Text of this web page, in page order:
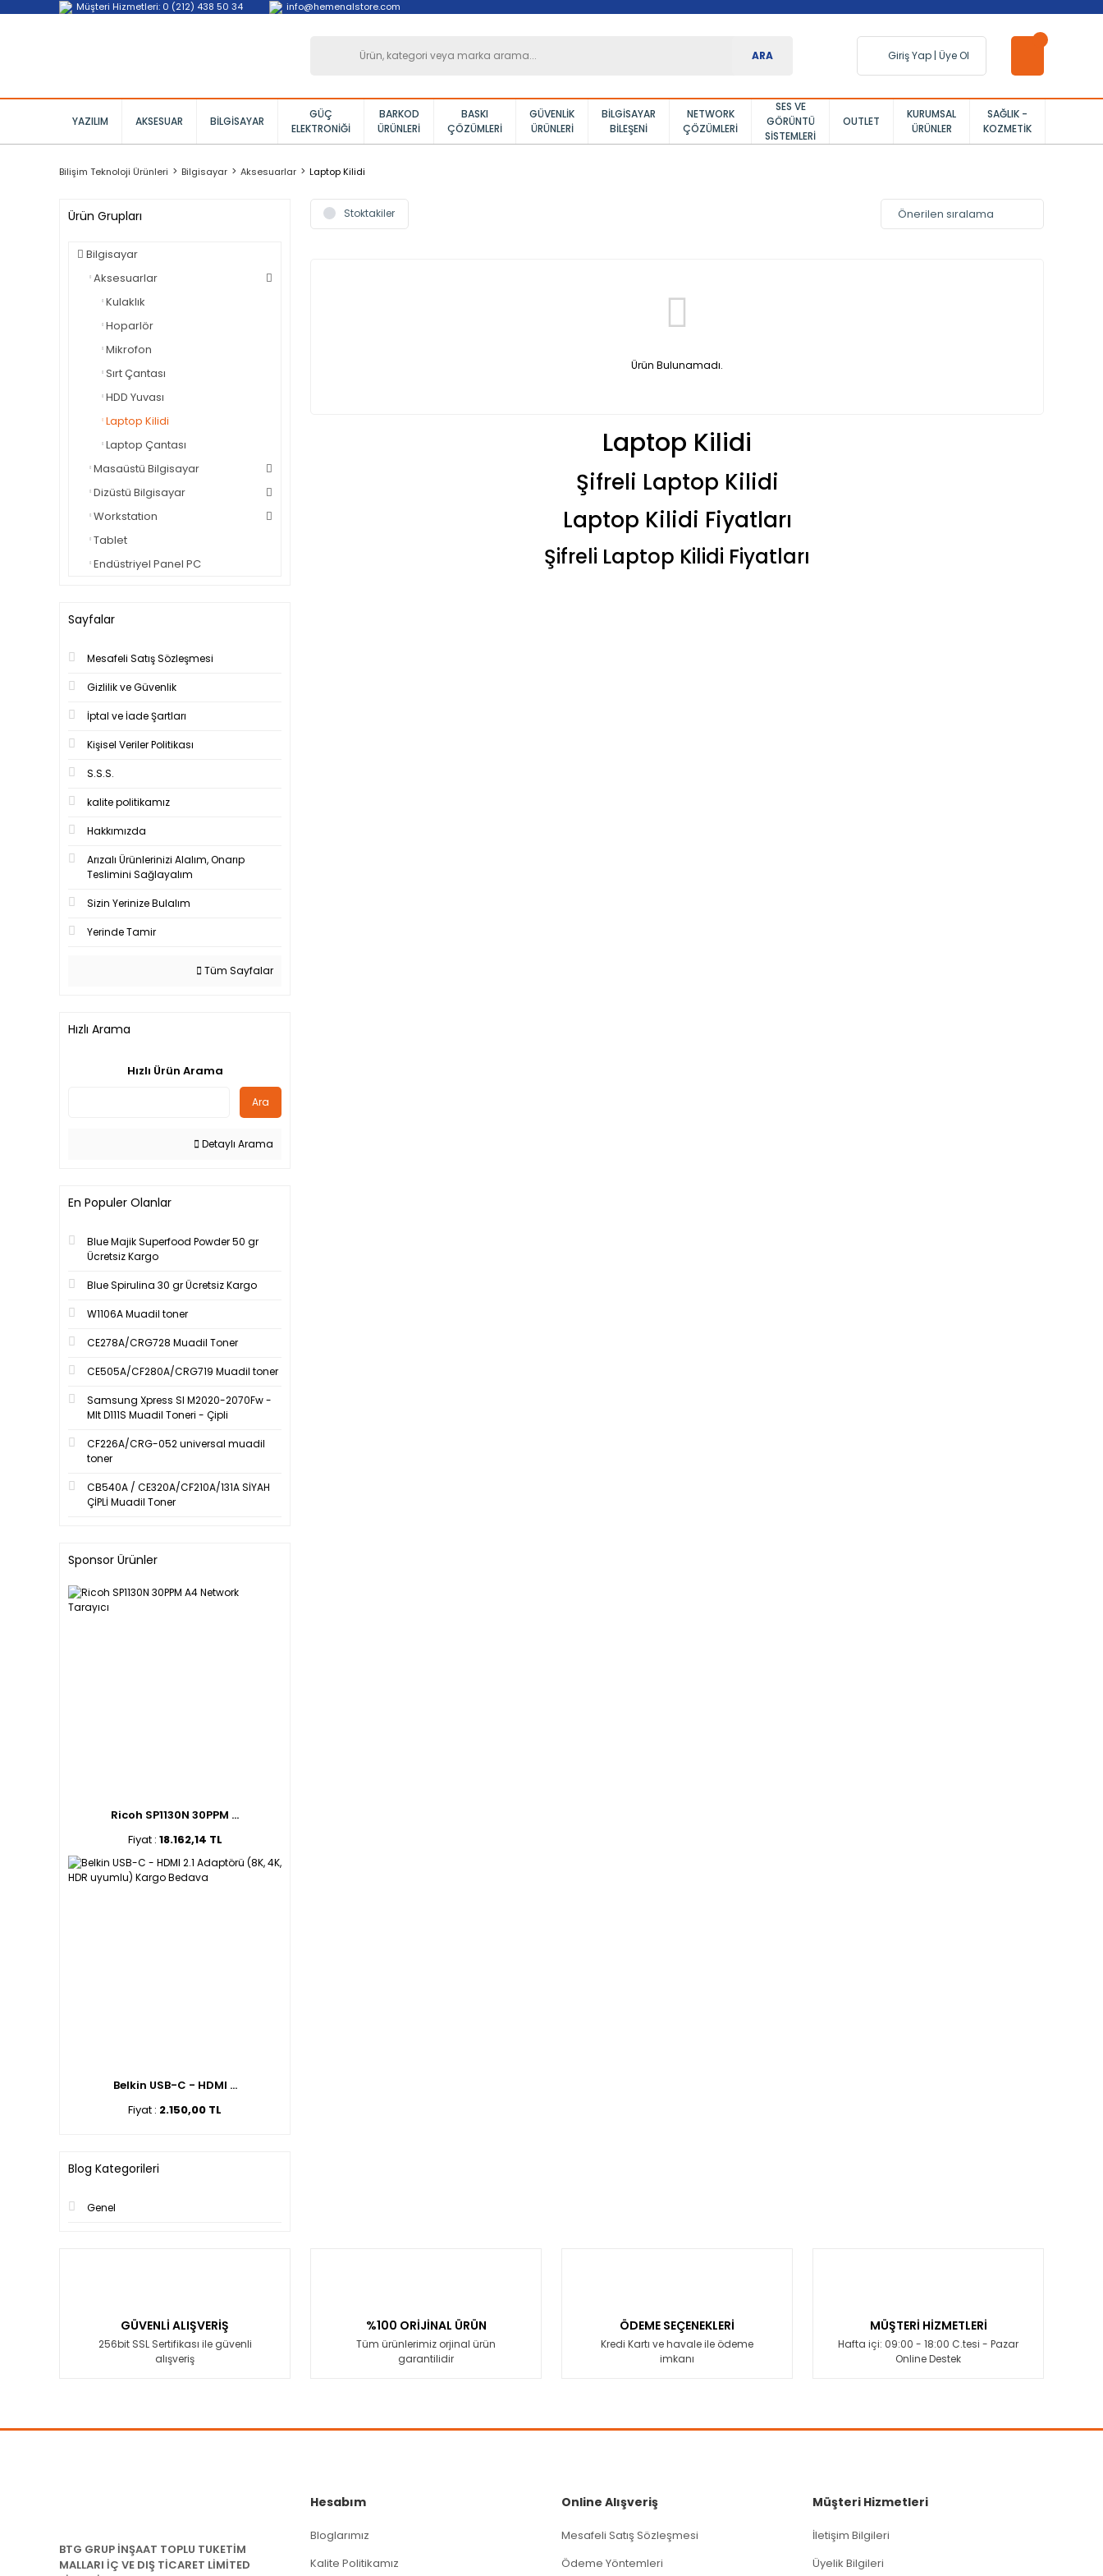
Müşteri Hizmetleri: 0 (212) 438 50 34 info@hemenalstore.com
ARA Giriş Yap | Üye Ol
YAZILIM AKSESUAR BILGISAYAR
GÜÇ
ELEKTRONIĞI
BARKOD
ÜRÜNLERI
BASKI
ÇÖZÜMLERI
GÜVENLIK
ÜRÜNLERI
BILGISAYAR
BILEŞENI
NETWORK
ÇÖZÜMLERI
SES VE
GÖRÜNTÜ
SISTEMLERI
OUTLET
KURUMSAL
ÜRÜNLER
SAĞLIK -
KOZMETIK
Bilişim Teknoloji Ürünleri Bilgisayar Aksesuarlar Laptop Kilidi
Ürün Grupları
Bilgisayar
Aksesuarlar
Kulaklık
Hoparlör
Mikrofon
Sırt Çantası
HDD Yuvası
Laptop Kilidi
Laptop Çantası
Masaüstü Bilgisayar
Dizüstü Bilgisayar
Workstation
Tablet
Endüstriyel Panel PC
Sayfalar
Mesafeli Satış Sözleşmesi
Gizlilik ve Güvenlik
İptal ve İade Şartları
Kişisel Veriler Politikası
S.S.S.
kalite politikamız
Hakkımızda
Arızalı Ürünlerinizi Alalım, Onarıp
Teslimini Sağlayalım
Sizin Yerinize Bulalım
Yerinde Tamir
Tüm Sayfalar
Hızlı Arama
Hızlı Ürün Arama
Ara
Detaylı Arama
En Populer Olanlar
Blue Majik Superfood Powder 50 gr
Ücretsiz Kargo
Blue Spirulina 30 gr Ücretsiz Kargo
W1106A Muadil toner
CE278A/CRG728 Muadil Toner
CE505A/CF280A/CRG719 Muadil toner
Samsung Xpress Sl M2020-2070Fw -
Mlt D111S Muadil Toneri - Çipli
CF226A/CRG-052 universal muadil
toner
CB540A / CE320A/CF210A/131A SİYAH
ÇİPLİ Muadil Toner
Sponsor Ürünler
Ricoh SP1130N 30PPM ...
Fiyat : 18.162,14 TL
Belkin USB-C - HDMI ...
Fiyat : 2.150,00 TL
Blog Kategorileri
Genel
Stoktakiler
Ürün Bulunamadı.
Laptop Kilidi
Şifreli Laptop Kilidi
Laptop Kilidi Fiyatları
Şifreli Laptop Kilidi Fiyatları
GÜVENLİ ALIŞVERİŞ
256bit SSL Sertifikası ile güvenli
alışveriş
%100 ORİJİNAL ÜRÜN
Tüm ürünlerimiz orjinal ürün
garantilidir
ÖDEME SEÇENEKLERİ
Kredi Kartı ve havale ile ödeme
imkanı
MÜŞTERİ HİZMETLERİ
Hafta içi: 09:00 - 18:00 C.tesi - Pazar
Online Destek
BTG GRUP İNŞAAT TOPLU TUKETİM
MALLARI İÇ VE DIŞ TİCARET LİMİTED
Hesabım
Bloglarımız
Kalite Politikamız
Online Alışveriş
Mesafeli Satış Sözleşmesi
Ödeme Yöntemleri
Müşteri Hizmetleri
İletişim Bilgileri
Üyelik Bilgileri